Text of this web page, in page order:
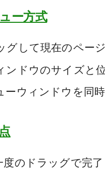
ー方式
グして現在のペー
ンドウのサイズと
ーウィンドウを同
度のドラッグで完了